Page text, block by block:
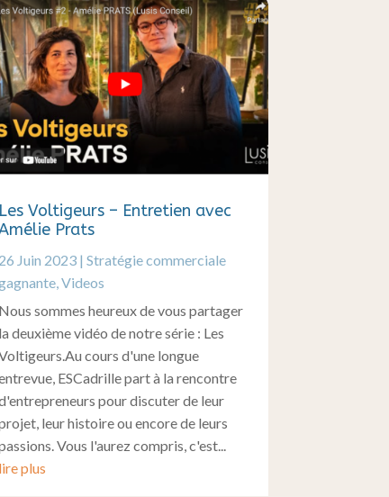
Les Voltigeurs – Entretien avec
Prats
26 Juin 2023| Stratégie commerciale
,Videos
Nous sommes heureux de vous partager
la deuxième vidéo de notre série : Les
cours d'une longue
ESCadrille part à la rencontre
pour discuter de leur
leur histoire ou encore de leurs
Vous l'aurez compris, c'est...
lire plus